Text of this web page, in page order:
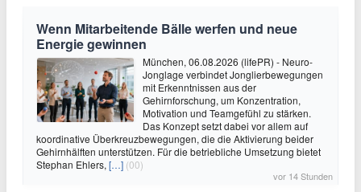
Wenn Mitarbeitende Bälle werfen und neue
Energie gewinnen
München, 06.08.2026 (lifePR) - Neuro-
Jonglage verbindet Jonglierbewegungen
mit Erkenntnissen aus der
Gehirnforschung, um Konzentration,
Motivation und Teamgefühl zu stärken.
Das Konzept setzt dabei vor allem auf
koordinative Überkreuzbewegungen, die die Aktivierung beider
Gehirnhälften unterstützen. Für die betriebliche Umsetzung bietet
Stephan Ehlers, […] (00)
vor 14 Stunden